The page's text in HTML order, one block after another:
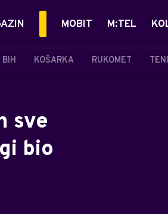
BIH KOŠARKA RUKOMET
MOBIT M:TEL
sve
bio